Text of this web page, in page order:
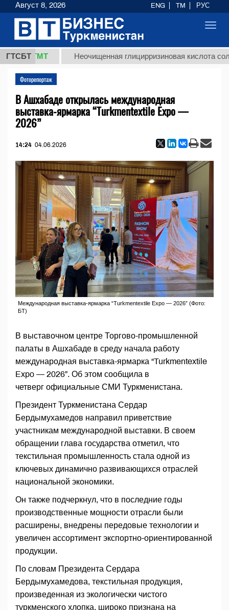
ГТСБТ
ТМТ Неочищенная глицирризиновая кислота
Фоторепортаж
В Ашхабаде открылась международная
выставка-ярмарка “Turkmentextile Expo —
2026”
14:24 04.06.2026
Международная выставка-ярмарка “Turkmentextile Expo — 2026” (Фото:
БТ)
В выставочном центре Торгово-промышленной
палаты в Ашхабаде в среду начала работу
международная выставка-ярмарка “Turkmentextile
Expo — 2026”. Об этом сообщила в
четверг официальные СМИ Туркменистана.
Президент Туркменистана Сердар
Бердымухамедов направил приветствие
участникам международной выставки. В своем
обращении глава государства отметил, что
текстильная промышленность стала одной из
ключевых динамично развивающихся отраслей
национальной экономики.
Он также подчеркнул, что в последние годы
производственные мощности отрасли были
расширены, внедрены передовые технологии и
увеличен ассортимент экспортно-ориентированной
продукции.
По словам Президента Сердара
Бердымухамедова, текстильная продукция,
произведенная из экологически чистого
туркменского хлопка, широко признана на
Август 8, 2026 ENG TM РУС